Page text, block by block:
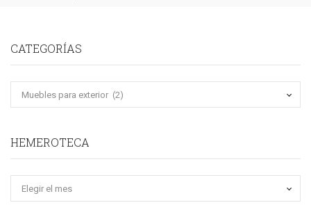
CATEGORÍAS
HEMEROTECA